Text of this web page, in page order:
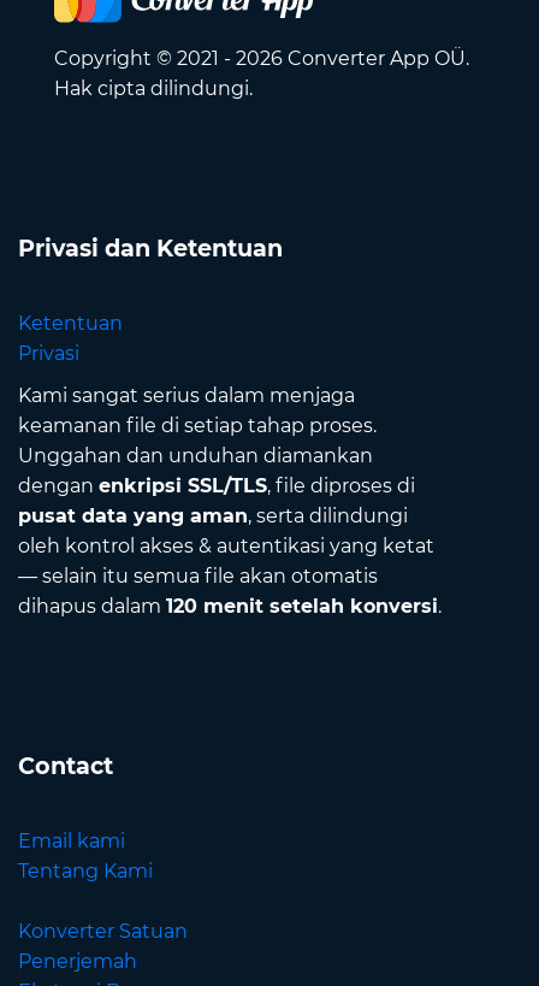
Copyright © 2021 - 2026 Converter App OÜ.
Hak cipta dilindungi.
Privasi dan Ketentuan
Ketentuan
Privasi
Kami sangat serius dalam menjaga
keamanan file di setiap tahap proses.
Unggahan dan unduhan diamankan
dengan enkripsi SSL/TLS, file diproses di
pusat data yang aman, serta dilindungi
oleh kontrol akses & autentikasi yang ketat
— selain itu semua file akan otomatis
dihapus dalam 120 menit setelah konversi.
Contact
Email kami
Tentang Kami
Konverter Satuan
Penerjemah